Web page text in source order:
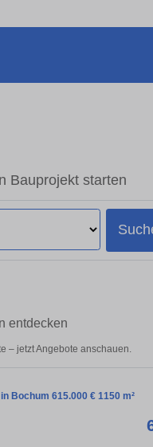
Bauprojekt starten
entdecken
– jetzt Angebote anschauen.
Bochum 615.000 € 1150 m²